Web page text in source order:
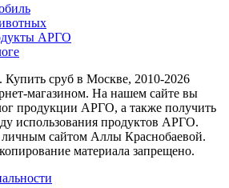
АРГО
сруб в Москве, 2010-2026
магазином. На нашем сайте вы
продукции АРГО, а также получить
использования продуктов АРГО.
личным сайтом Аллы Краснобаевой.
материала запрещено.